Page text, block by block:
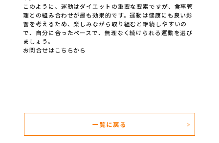
このように、運動はダイエットの重要な要素ですが、食事管
理との組み合わせが最も効果的です。運動は健康にも良い影
響を考えるため、楽しみながら取り組むと継続しやすいの
で、自分に合ったペースで、無理なく続けられる運動を選び
ましょう。
お問合せはこちらから
一覧に戻る ＞